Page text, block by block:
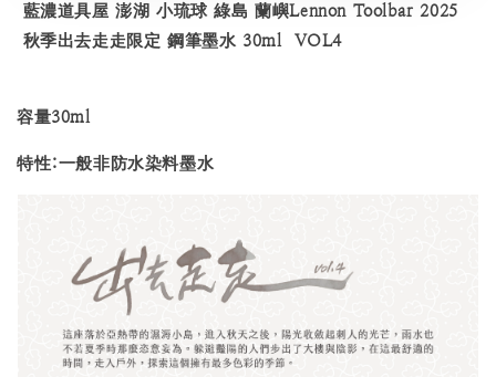
藍濃道具屋 澎湖 小琉球 綠島 蘭嶼Lennon Toolbar 2025
秋季出去走走限定 鋼筆墨水 30ml VOL4
容量30ml
特性:一般非防水染料墨水